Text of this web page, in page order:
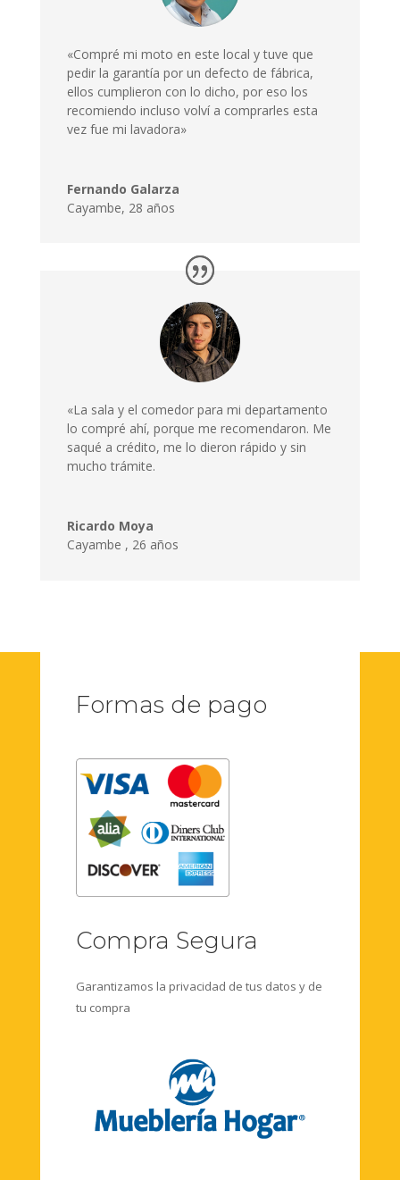
«Compré mi moto en este local y tuve que
pedir la garantía por un defecto de fábrica,
ellos cumplieron con lo dicho, por eso los
recomiendo incluso volví a comprarles esta
vez fue mi lavadora»
Fernando Galarza
Cayambe, 28 años
«La sala y el comedor para mi departamento
lo compré ahí, porque me recomendaron. Me
saqué a crédito, me lo dieron rápido y sin
mucho trámite.
Ricardo Moya
Cayambe , 26 años
Formas de pago
Compra Segura
Garantizamos la privacidad de tus datos y de
tu compra